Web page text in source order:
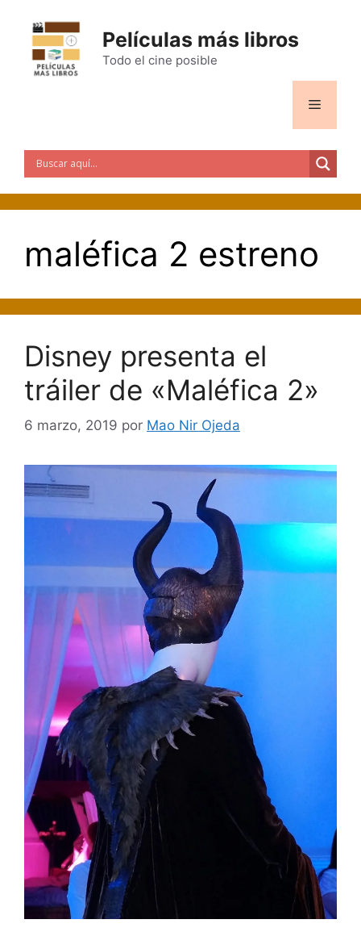
contenido
Películas más libros
Todo el cine posible
Menú
maléfica 2 estreno
Disney presenta el
tráiler de «Maléfica 2»
6 marzo, 2019 por Mao Nir Ojeda